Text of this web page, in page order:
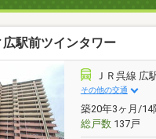
広駅前ツインタワー
ＪＲ呉線 広
その他の交通
築20年3ヶ月/14
総戸数137戸